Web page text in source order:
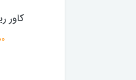
کاور